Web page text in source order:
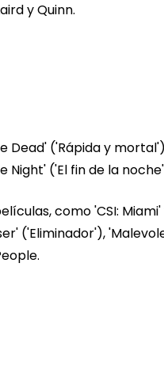
y Quinn.
Dead' ('Rápida y
Night' ('El fin de la
como 'CSI: Miami'
('Eliminador'),